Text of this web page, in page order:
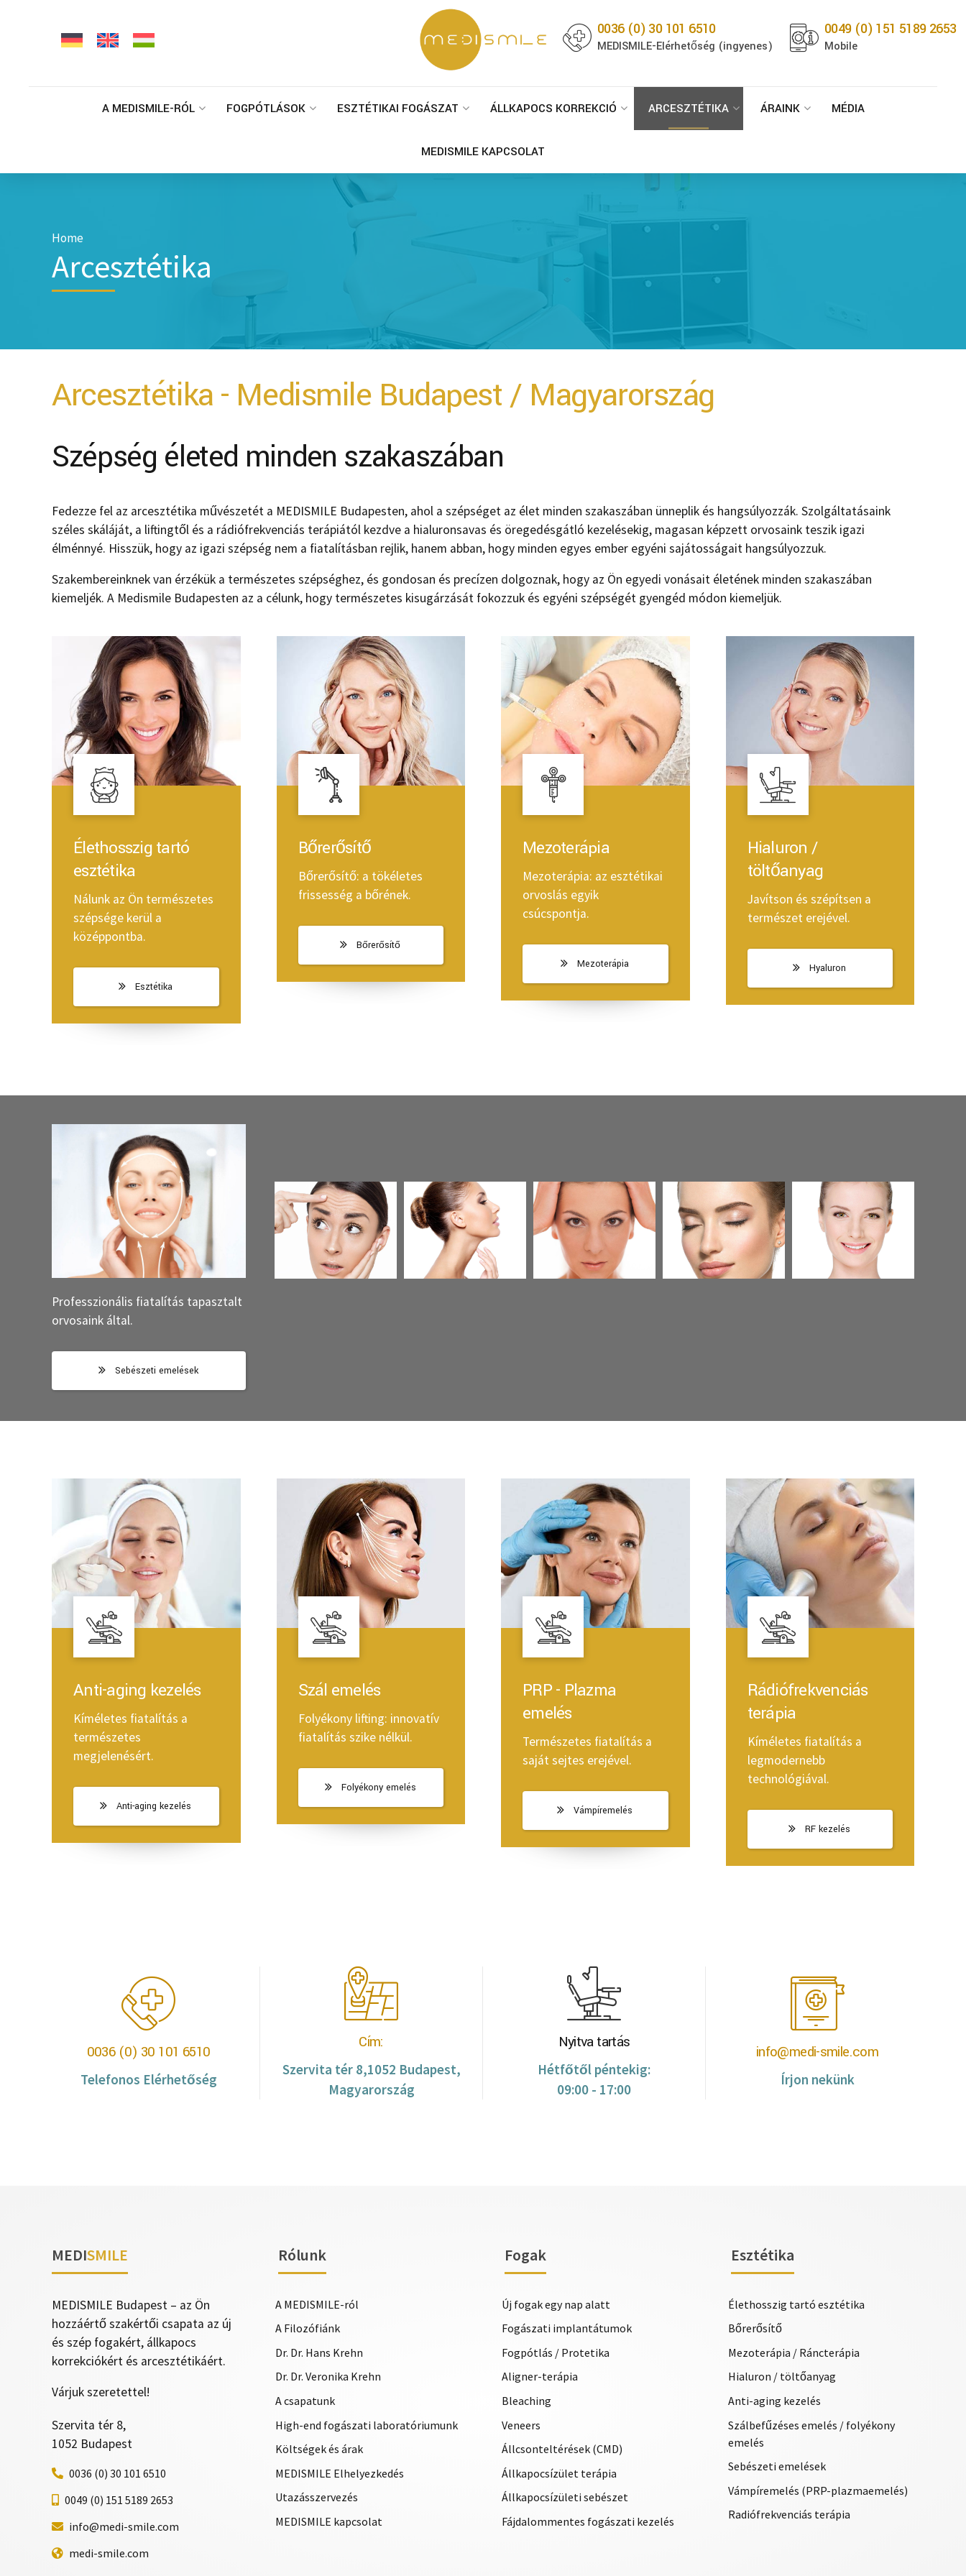
0036 (0) 30 101 6510
MEDISMILE-Elérhetőség (ingyenes)
0049 (0) 151 5189 2653
Mobile
A MEDISMILE-RÓL FOGPÓTLÁSOK ESZTÉTIKAI FOGÁSZAT ÁLLKAPOCS KORREKCIÓ ARCESZTÉTIKA ÁRAINK MÉDIA
MEDISMILE KAPCSOLAT
Home
Arcesztétika
Arcesztétika - Medismile Budapest / Magyarország
Szépség életed minden szakaszában
Fedezze fel az arcesztétika művészetét a MEDISMILE Budapesten, ahol a szépséget az élet minden szakaszában ünneplik és hangsúlyozzák. Szolgáltatásaink
széles skáláját, a liftingtől és a rádiófrekvenciás terápiától kezdve a hialuronsavas és öregedésgátló kezelésekig, magasan képzett orvosaink teszik igazi
élménnyé. Hisszük, hogy az igazi szépség nem a fiatalításban rejlik, hanem abban, hogy minden egyes ember egyéni sajátosságait hangsúlyozzuk.
Szakembereinknek van érzékük a természetes szépséghez, és gondosan és precízen dolgoznak, hogy az Ön egyedi vonásait életének minden szakaszában
kiemeljék. A Medismile Budapesten az a célunk, hogy természetes kisugárzását fokozzuk és egyéni szépségét gyengéd módon kiemeljük.
Élethosszig tartó
esztétika
Nálunk az Ön természetes
szépsége kerül a
középpontba.
Esztétika
Bőrerősítő
Bőrerősítő: a tökéletes
frissesség a bőrének.
Bőrerősítő
Mezoterápia
Mezoterápia: az esztétikai
orvoslás egyik
csúcspontja.
Mezoterápia
Hialuron /
töltőanyag
Javítson és szépítsen a
természet erejével.
Hyaluron
Professzionális fiatalítás tapasztalt
orvosaink által.
Sebészeti emelések
Anti-aging kezelés
Kíméletes fiatalítás a
természetes
megjelenésért.
Anti-aging kezelés
Szál emelés
Folyékony lifting: innovatív
fiatalítás szike nélkül.
Folyékony emelés
PRP - Plazma
emelés
Természetes fiatalítás a
saját sejtes erejével.
Vámpíremelés
Rádiófrekvenciás
terápia
Kíméletes fiatalítás a
legmodernebb
technológiával.
RF kezelés
0036 (0) 30 101 6510
Telefonos Elérhetőség
Cím:
Szervita tér 8,1052 Budapest,
Magyarország
Nyitva tartás
Hétfőtől péntekig:
09:00 - 17:00
info@medi-smile.com
Írjon nekünk
MEDISMILE
MEDISMILE Budapest – az Ön
hozzáértő szakértői csapata az új
és szép fogakért, állkapocs
korrekciókért és arcesztétikáért.
Várjuk szeretettel!
Szervita tér 8,
1052 Budapest
0036 (0) 30 101 6510
0049 (0) 151 5189 2653
info@medi-smile.com
medi-smile.com
Rólunk
A MEDISMILE-ról
A Filozófiánk
Dr. Dr. Hans Krehn
Dr. Dr. Veronika Krehn
A csapatunk
High-end fogászati laboratóriumunk
Költségek és árak
MEDISMILE Elhelyezkedés
Utazásszervezés
MEDISMILE kapcsolat
Fogak
Új fogak egy nap alatt
Fogászati implantátumok
Fogpótlás / Protetika
Aligner-terápia
Bleaching
Veneers
Állcsonteltérések (CMD)
Állkapocsízület terápia
Állkapocsízületi sebészet
Fájdalommentes fogászati kezelés
Esztétika
Élethosszig tartó esztétika
Bőrerősítő
Mezoterápia / Ráncterápia
Hialuron / töltőanyag
Anti-aging kezelés
Szálbefűzéses emelés / folyékony
emelés
Sebészeti emelések
Vámpíremelés (PRP-plazmaemelés)
Radiófrekvenciás terápia